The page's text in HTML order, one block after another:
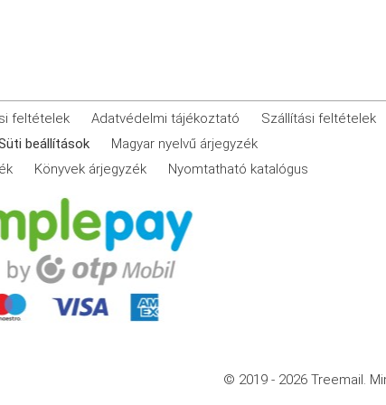
feltételek Adatvédelmi tájékoztató
Szállítási feltételek
beállítások
Magyar nyelvű árjegyzék
Könyvek árjegyzék Nyomtatható katalógus
© 2019 - 2026 Treemail.